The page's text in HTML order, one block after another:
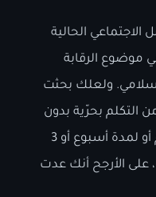
الحالية
موضوع الرقابة
ولعلك بحثت
التكلم بحرّية بدون
أن يتم حظر حسابك بشكل دائم أو لمدة أسبوع أو 3
على الأرجح أنك عدت